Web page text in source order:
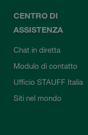
CENTRO DI
ASSISTENZA
Chat in diretta
Modulo di contatto
Ufficio STAUFF Italia
Siti nel mondo